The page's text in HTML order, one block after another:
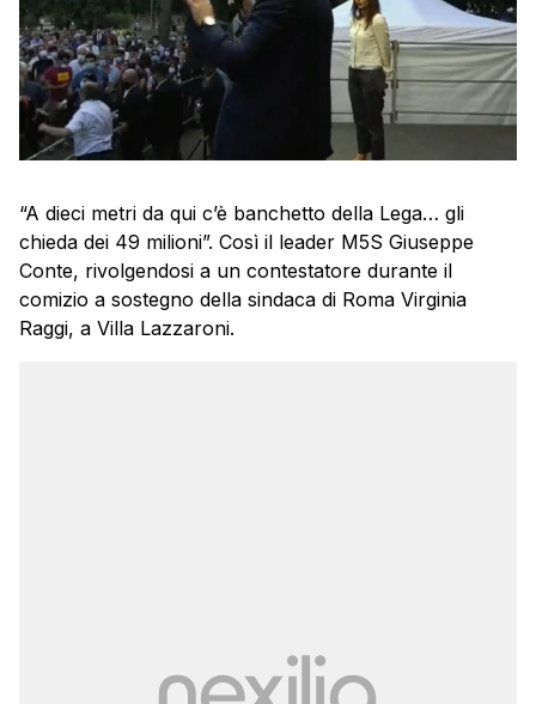
“A dieci metri da qui c’è banchetto della Lega… gli
chieda dei 49 milioni”. Così il leader M5S Giuseppe
Conte, rivolgendosi a un contestatore durante il
comizio a sostegno della sindaca di Roma Virginia
Raggi, a Villa Lazzaroni.